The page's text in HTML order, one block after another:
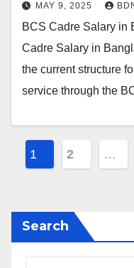
MAY 9, 2025
BCS Cadre Salary in
Cadre Salary in
the current structure
service through the
P
s
t
1 2 …
Search